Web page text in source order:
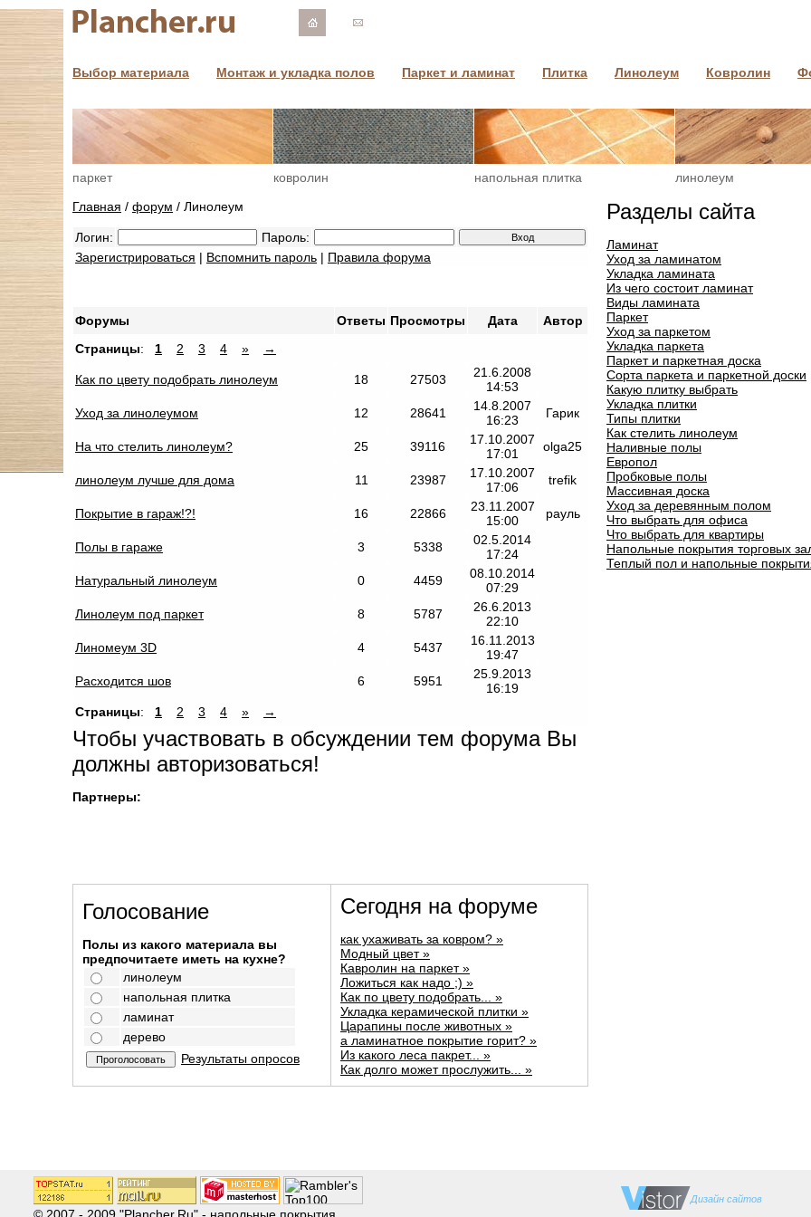
Выбор материала Монтаж и укладка полов Паркет и ламинат Плитка Линолеум Ковролин
паркет ковролин напольная плитка
линолеум
Главная / форум / Линолеум
Логин:
Пароль:
Зарегистрироваться | Вспомнить пароль | Правила форума
Форумы Ответы Просмотры Дата
Автор
Страницы: 1 2 3 4 » →
Как по цвету подобрать линолеум 18 27503
21.6.2008
14:53
Уход за линолеумом
12 28641
14.8.2007
16:23
Гарик
На что стелить линолеум? 25 39116
17.10.2007
17:01
olga25
линолеум лучше для дома 11 23987
17.10.2007
17:06
trefik
Покрытие в гараж!?! 16 22866
23.11.2007
15:00
рауль
Полы в гараже 3 5338
02.5.2014
17:24
Натуральный линолеум
0 4459
08.10.2014
07:29
Линолеум под паркет
8 5787
26.6.2013
22:10
Линомеум 3D
4 5437
16.11.2013
19:47
Расходится шов
6 5951
25.9.2013
16:19
Страницы: 1 2 3 4 » →
Чтобы участвовать в обсуждении тем форума Вы
должны авторизоваться!
Партнеры:
Голосование
Полы из какого материала вы
предпочитаете иметь на кухне?
линолеум
напольная плитка
ламинат
дерево
Результаты опросов
Сегодня на форуме
как ухаживать за ковром? »
Модный цвет »
Кавролин на паркет »
Ложиться как надо ;) »
Как по цвету подобрать... »
Укладка керамической плитки »
Царапины после животных »
а ламинатное покрытие горит? »
Из какого леса пакрет... »
Как долго может прослужить... »
Разделы сайта
Ламинат
Уход за ламинатом
Укладка ламината
Из чего состоит ламинат
Виды ламината
Паркет
Уход за паркетом
Укладка паркета
Паркет и паркетная доска
Сорта паркета и паркетной доски
Какую плитку выбрать
Укладка плитки
Типы плитки
Как стелить линолеум
Наливные полы
Европол
Пробковые полы
Массивная доска
Уход за деревянным полом
Что выбрать для офиса
Что выбрать для квартиры
Напольные покрытия торговых
Теплый пол и напольные
Дизайн сайтов